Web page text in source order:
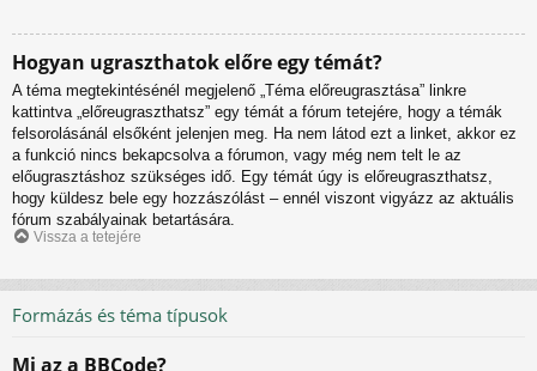
Hogyan ugraszthatok előre egy témát?
A téma megtekintésénél megjelenő „Téma előreugrasztása” linkre
kattintva „előreugraszthatsz” egy témát a fórum tetejére, hogy a témák
felsorolásánál elsőként jelenjen meg. Ha nem látod ezt a linket, akkor ez
a funkció nincs bekapcsolva a fórumon, vagy még nem telt le az
előugrasztáshoz szükséges idő. Egy témát úgy is előreugraszthatsz,
hogy küldesz bele egy hozzászólást – ennél viszont vigyázz az aktuális
fórum szabályainak betartására.
Vissza a tetejére
Formázás és téma típusok
Mi az a BBCode?